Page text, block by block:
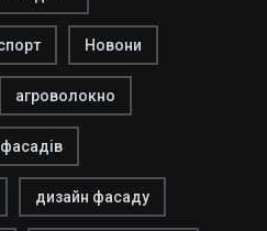
Новони
агроволокно
фасадів
дизайн фасаду